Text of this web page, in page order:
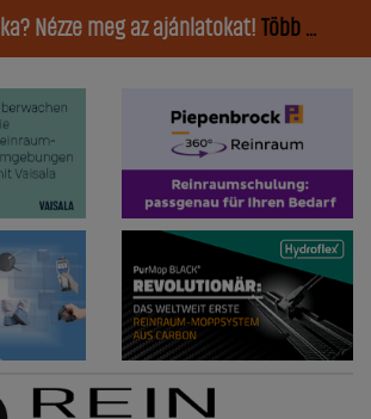
Nézze meg az ajánlatokat! Több ...